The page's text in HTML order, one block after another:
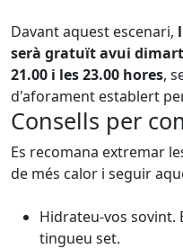
Davant aquest escenari,
serà gratuït avui
21.00 i les 23.00 hores,
d'aforament establert
Consells per
Es recomana extremar
de més calor i seguir
Hidrateu-vos sovint.
tingueu set.